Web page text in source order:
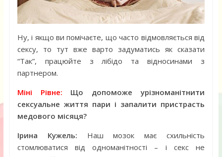
Ну, і якщо ви помічаєте, що часто відмовляється від
сексу, то тут вже варто задуматись як сказати
“Так”, працюйте з лібідо та відносинами з
партнером.
Міні Рівне: Що допоможе урізноманітнити
сексуальне життя пари і запалити пристрасть
медового місяця?
Ірина Кужель: Наш мозок має схильність
стомлюватися від одноманітності – і секс не